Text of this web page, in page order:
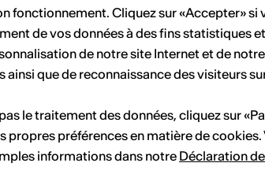
fonctionnement. Cliquez sur «Accepter» si
de vos données à des fins statistiques
de notre site Internet et de
ainsi que de reconnaissance des visiteurs
le traitement des données, cliquez sur
propres préférences en matière de cookies.
informations dans notre Déclaration de